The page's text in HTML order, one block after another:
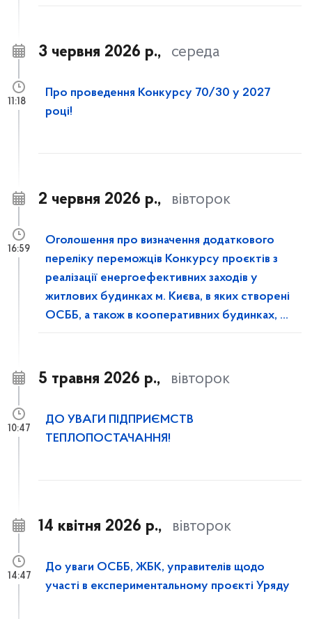
3 червня 2026 р., середа
Про проведення Конкурсу 70/30 у 2027
році!
11:18
2 червня 2026 р., вівторок
Оголошення про визначення додаткового
переліку переможців Конкурсу проєктів з
реалізації енергоефективних заходів у
житлових будинках м. Києва, в яких створені
ОСББ, а також в кооперативних будинках, у
16:59
5 травня 2026 р., вівторок
ДО УВАГИ ПІДПРИЄМСТВ
ТЕПЛОПОСТАЧАННЯ!
10:47
14 квітня 2026 р., вівторок
До уваги ОСББ, ЖБК, управителів щодо
участі в експериментальному проєкті Уряду
14:47